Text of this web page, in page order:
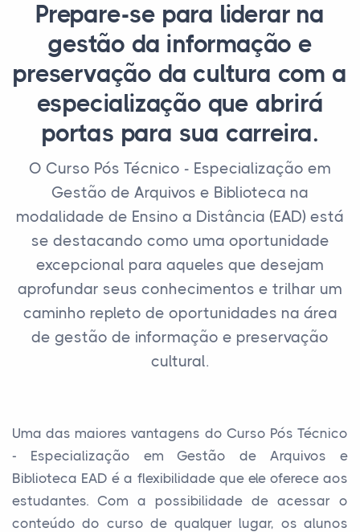
Prepare-se para liderar na
gestão da informação e
preservação da cultura com a
especialização que abrirá
portas para sua carreira.
O Curso Pós Técnico - Especialização em
Gestão de Arquivos e Biblioteca na
modalidade de Ensino a Distância (EAD) está
se destacando como uma oportunidade
excepcional para aqueles que desejam
aprofundar seus conhecimentos e trilhar um
caminho repleto de oportunidades na área
de gestão de informação e preservação
cultural.
Uma das maiores vantagens do Curso Pós Técnico
- Especialização em Gestão de Arquivos e
Biblioteca EAD é a flexibilidade que ele oferece aos
estudantes. Com a possibilidade de acessar o
conteúdo do curso de qualquer lugar, os alunos